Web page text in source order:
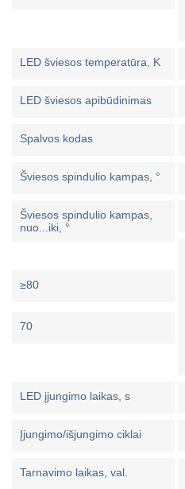
LED šviesos temperatūra, K
LED šviesos apibūdinimas
Spalvos kodas
Šviesos spindulio kampas, °
Šviesos spindulio kampas,
nuo...iki, °
≥80
70
LED įjungimo laikas, s
Įjungimo/išjungimo ciklai
Tarnavimo laikas, val.